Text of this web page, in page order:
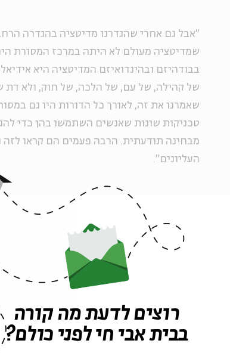
"אבל גם אחרי שהגדרנו מדיטציה בהגדרה
שמדיטציה מעולם לא היתה במרכז המסורת
בבודהיזם ובהינדואיזם המדיטציה היא
של קהילה, של עם, של הלכה, של חוק, ולא דת
שאמרנו את זה, לאורך כל הדורות היו גם
טכניקות שונות שאנשים השתמשו בהן כדי
מבחינה תודעתית. הרבה פעמים הם קראו לזה
העליונים".
אז כשאנחנו מדברים על מדיטציה, אנחנו
ירמיהו היו מדיטטיביים?
"יש הרבה חוקרים שאומרים שהנביאים ודאי
לחזיונות שלהם; הרי זה לא סתם נוחת על בן
במובן הזה שהיא מטילה על העבר משהו שלאו
הוא אקדמי, ולכן לא יכולתי להניח הנחות
בטקסט. אם אנחנו מסתכלים על הטקסט של
מתרגלים שום דבר. אדרבה, כאשר הקב"ה
רוצים לדעת מה קורה
בבית אבי חי לפני כולם?